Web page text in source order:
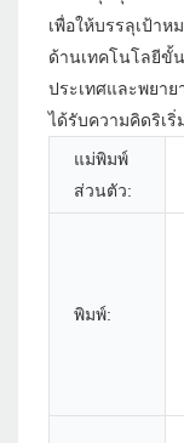
เพื่อให้บรรลุเป้า
ด้านเทคโนโลยีขั้
ประเทศและพยา
ได้รับความคิดริเ
แม่พิมพ์
ส่วนตัว:
พิมพ์: